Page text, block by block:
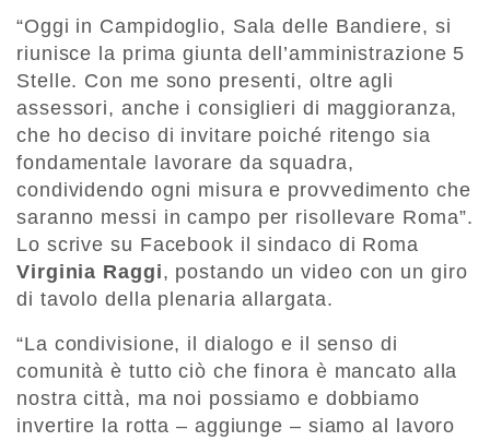
“Oggi in Campidoglio, Sala delle Bandiere, si
riunisce la prima giunta dell’amministrazione 5
Stelle. Con me sono presenti, oltre agli
assessori, anche i consiglieri di maggioranza,
che ho deciso di invitare poiché ritengo sia
fondamentale lavorare da squadra,
condividendo ogni misura e provvedimento che
saranno messi in campo per risollevare Roma”.
Lo scrive su Facebook il sindaco di Roma
Virginia Raggi, postando un video con un giro
di tavolo della plenaria allargata.
“La condivisione, il dialogo e il senso di
comunità è tutto ciò che finora è mancato alla
nostra città, ma noi possiamo e dobbiamo
invertire la rotta – aggiunge – siamo al lavoro